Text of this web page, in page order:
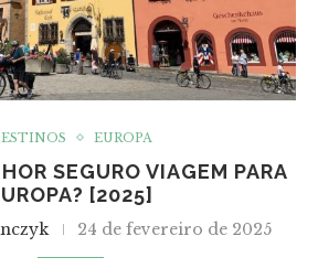
EUROPA
SEGURO VIAGEM PARA
[2025]
24 de fevereiro de 2025